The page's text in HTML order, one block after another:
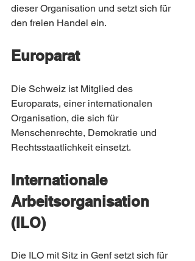
dieser Organisation und setzt sich für
den freien Handel ein.
Europarat
Die Schweiz ist Mitglied des
Europarats, einer internationalen
Organisation, die sich für
Menschenrechte, Demokratie und
Rechtsstaatlichkeit einsetzt.
Internationale
Arbeitsorganisation
(ILO)
Die ILO mit Sitz in Genf setzt sich für